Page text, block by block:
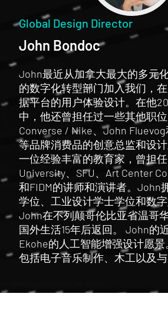
Global Design Director
John Bondoc
John最近从加拿大最大的多元
的数字化转型部门加入我们，
据平台的用户体验设计。在他
中，他还曾担任过一些其他职
Converse / Nike、John Fluevog
等品牌消费品的创意总监和设
一位经验丰富的教育家，曾担
University、SFU、Art Center
和FIDM的讲师和演讲者。John
学位、工业设计学士学位和数字
John在不列颠哥伦比亚省温哥
国外生活15年后返回。 John的
Ekohe的人工智能增强设计愿
包括电子音乐制作、木工以及与